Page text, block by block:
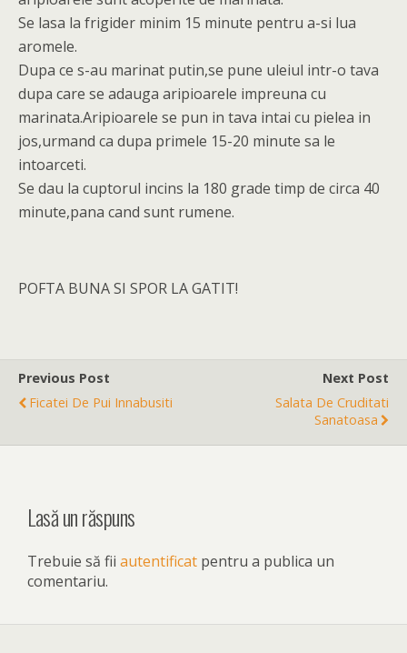
Se lasa la frigider minim 15 minute pentru a-si lua
aromele.
Dupa ce s-au marinat putin,se pune uleiul intr-o tava
dupa care se adauga aripioarele impreuna cu
marinata.Aripioarele se pun in tava intai cu pielea in
jos,urmand ca dupa primele 15-20 minute sa le
intoarceti.
Se dau la cuptorul incins la 180 grade timp de circa 40
minute,pana cand sunt rumene.
POFTA BUNA SI SPOR LA GATIT!
Previous Post
Ficatei De Pui Innabusiti
Next Post
Salata De Cruditati
Sanatoasa
Lasă un răspuns
Trebuie să fii autentificat pentru a publica un
comentariu.